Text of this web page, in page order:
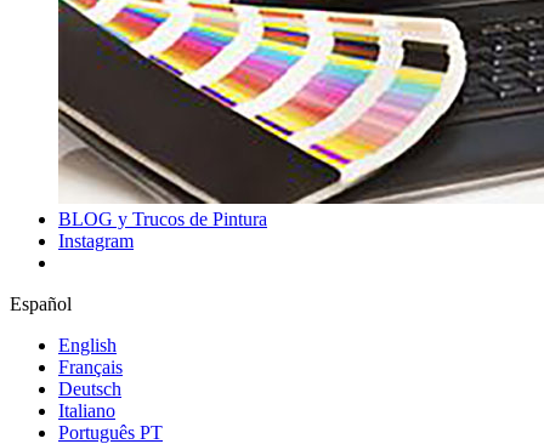
BLOG y Trucos de Pintura
Instagram
Español
English
Français
Deutsch
Italiano
Português PT